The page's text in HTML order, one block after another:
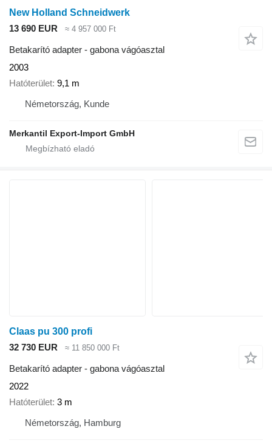
New Holland Schneidwerk
13 690 EUR
≈ 4 957 000 Ft
Betakarító adapter - gabona vágóasztal
2003
Hatóterület 9,1 m
Németország, Kunde
Merkantil Export-Import GmbH
Claas pu 300 profi
32 730 EUR
≈ 11 850 000 Ft
Betakarító adapter - gabona vágóasztal
2022
Hatóterület 3 m
Németország, Hamburg